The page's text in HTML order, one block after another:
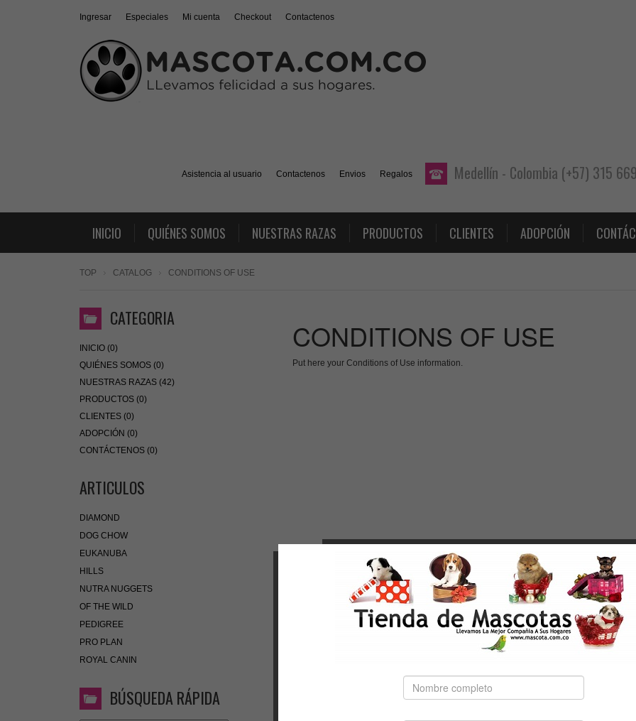
Ingresar Especiales Mi cuenta Checkout Contactenos
Medellín - Colombia (+57) 315
Asistencia al usuario Contactenos Envios Regalos
INICIO QUIÉNES SOMOS NUESTRAS RAZAS PRODUCTOS CLIENTES ADOPCIÓN
TOP CATALOG CONDITIONS OF USE
CONDITIONS OF USE
Put here your Conditions of Use information.
CATEGORIA
INICIO (0)
QUIÉNES SOMOS (0)
NUESTRAS RAZAS (42)
PRODUCTOS (0)
CLIENTES (0)
ADOPCIÓN (0)
CONTÁCTENOS (0)
ARTICULOS
DIAMOND
DOG CHOW
EUKANUBA
HILLS
NUTRA NUGGETS
OF THE WILD
PEDIGREE
PRO PLAN
ROYAL CANIN
BÚSQUEDA RÁPIDA